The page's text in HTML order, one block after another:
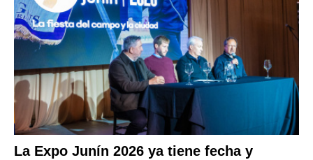
La Expo Junín 2026 ya tiene fecha y